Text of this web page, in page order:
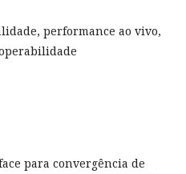
performance ao vivo,
para convergência de